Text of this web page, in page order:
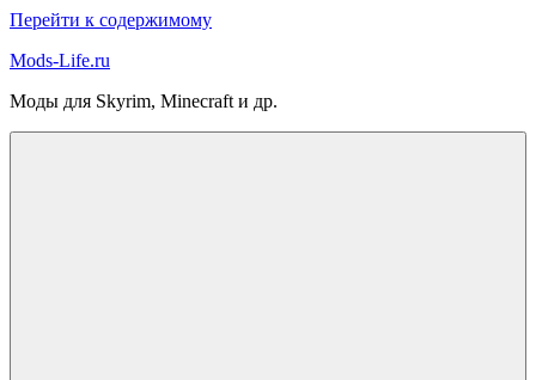
Перейти к содержимому
Mods-Life.ru
Моды для Skyrim, Minecraft и др.